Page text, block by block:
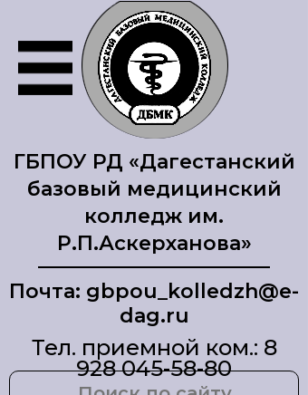
ГБПОУ РД «Дагестанский
базовый медицинский
колледж им.
Р.П.Аскерханова»
Почта: gbpou_kolledzh@e-
dag.ru
Тел. приемной ком.: 8
928 045-58-80